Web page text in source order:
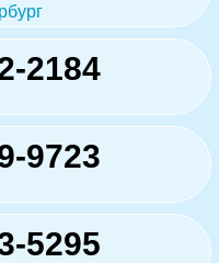
2184
9723
5295